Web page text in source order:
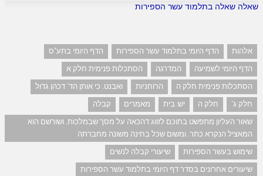
שאלה שאלה בתלמוד עשר הספירות
אלהות הדף היומי בתלמוד עשר הספירות
הדף היומי בתע"ס
הדף היומי לשמיעה
המדרגה
הסתכלות פנימית חלק א
הסתכלות פנימית חלק ה
הרוחניות
ואבנט. כי אותן הד' דכהן גדול
חלק ג'
חלק ה יש: בית מאמרים
קבלה
שאור העליון מתפשט בתוכם לזווג דהכאה על מסך שבמלכות. ושורשם הוא
המאציל הנקרא כתר. ומשום שכל בחינה משונה מחברתה
שימוש בעשר הספירות
שיעורי קבלה לנשים
שיעורים אחרונים בסדר דף היומי בתלמוד עשר הספירות